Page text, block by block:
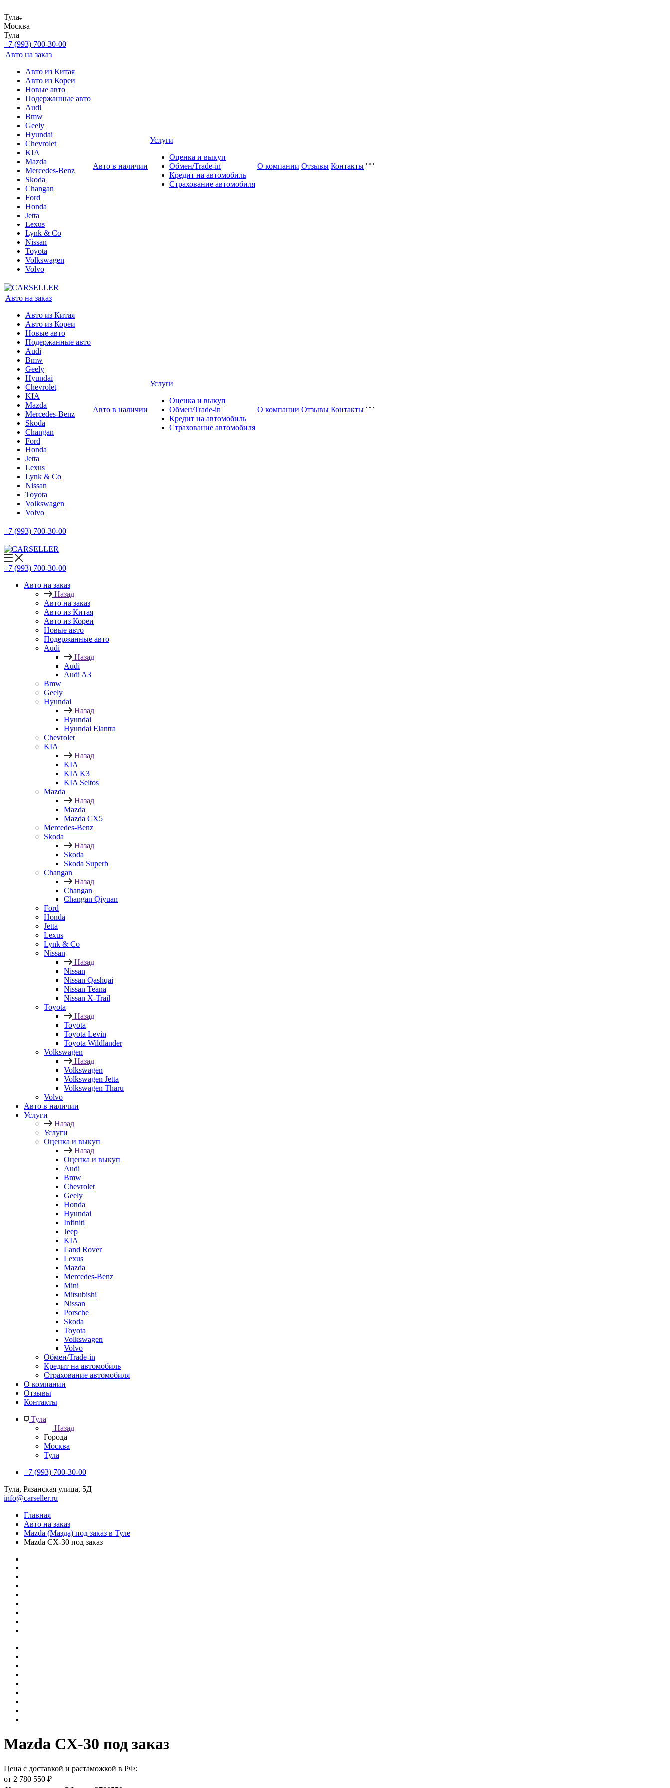
Тула
Москва
Тула
+7 (993) 700-30-00
Авто на заказ
Авто из Китая
Авто из Кореи
Новые авто
Подержанные авто
Audi
Bmw
Geely
Hyundai
Chevrolet
KIA
Mazda
Mercedes-Benz
Skoda
Changan
Ford
Honda
Jetta
Lexus
Lynk & Co
Nissan
Toyota
Volkswagen
Volvo
Авто в наличии
Услуги
Оценка и выкуп
Обмен/Trade-in
Кредит на автомобиль
Страхование автомобиля
О компании Отзывы Контакты
Авто на заказ
Авто из Китая
Авто из Кореи
Новые авто
Подержанные авто
Audi
Bmw
Geely
Hyundai
Chevrolet
KIA
Mazda
Mercedes-Benz
Skoda
Changan
Ford
Honda
Jetta
Lexus
Lynk & Co
Nissan
Toyota
Volkswagen
Volvo
Авто в наличии
Услуги
Оценка и выкуп
Обмен/Trade-in
Кредит на автомобиль
Страхование автомобиля
О компании Отзывы Контакты
+7 (993) 700-30-00
+7 (993) 700-30-00
Авто на заказ
Назад
Авто на заказ
Авто из Китая
Авто из Кореи
Новые авто
Подержанные авто
Audi
Назад
Audi
Audi A3
Bmw
Geely
Hyundai
Назад
Hyundai
Hyundai Elantra
Chevrolet
KIA
Назад
KIA
KIA K3
KIA Seltos
Mazda
Назад
Mazda
Mazda CX5
Mercedes-Benz
Skoda
Назад
Skoda
Skoda Superb
Changan
Назад
Changan
Changan Qiyuan
Ford
Honda
Jetta
Lexus
Lynk & Co
Nissan
Назад
Nissan
Nissan Qashqai
Nissan Teana
Nissan X-Trail
Toyota
Назад
Toyota
Toyota Levin
Toyota Wildlander
Volkswagen
Назад
Volkswagen
Volkswagen Jetta
Volkswagen Tharu
Volvo
Авто в наличии
Услуги
Назад
Услуги
Оценка и выкуп
Назад
Оценка и выкуп
Audi
Bmw
Chevrolet
Geely
Honda
Hyundai
Infiniti
Jeep
KIA
Land Rover
Lexus
Mazda
Mercedes-Benz
Mini
Mitsubishi
Nissan
Porsche
Skoda
Toyota
Volkswagen
Volvo
Обмен/Trade-in
Кредит на автомобиль
Страхование автомобиля
О компании
Отзывы
Контакты
Тула
Назад
Города
Москва
Тула
+7 (993) 700-30-00
Тула, Рязанская улица, 5Д
info@carseller.ru
Главная
Авто на заказ
Mazda (Мазда) под заказ в Туле
Mazda CX-30 под заказ
Mazda CX-30 под заказ
Цена с доставкой и растаможкой в РФ:
от 2 780 550 ₽